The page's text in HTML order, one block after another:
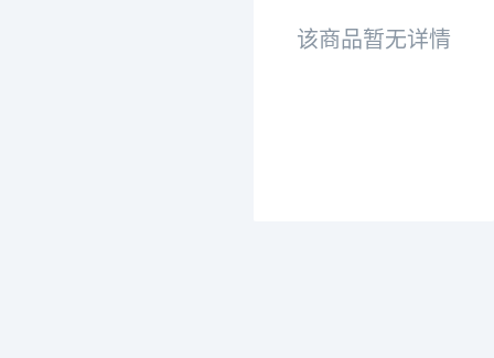
该商品暂无详情